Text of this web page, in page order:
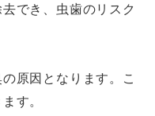
でき、虫歯のリスク
原因となります。こ
す。